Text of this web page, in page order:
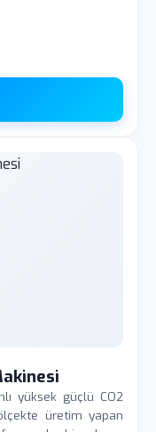
yüksek güçlü CO2
üretim yapan